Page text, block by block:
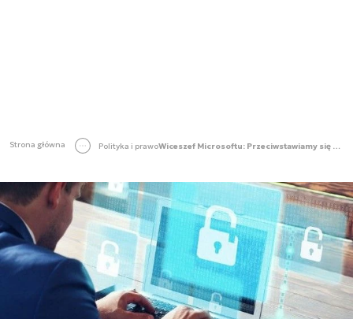
Strona główna Polityka i prawo Wiceszef Microsoftu: Przeciwstawiamy się cyberatakom na cele cywilne